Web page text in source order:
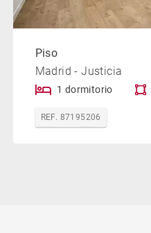
Piso
Madrid - Justicia
1 dormitorio
REF. 87195206